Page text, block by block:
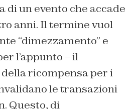
di un evento che accade
anni. Il termine vuol
“dimezzamento” e
l’appunto – il
ricompensa per i
le transazioni
Questo, di